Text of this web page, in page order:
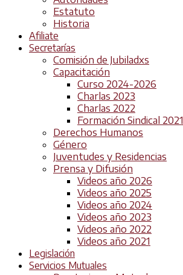
Estatuto
Historia
Afiliate
Secretarías
Comisión de Jubiladxs
Capacitación
Curso 2024-2026
Charlas 2023
Charlas 2022
Formación Sindical 2021
Derechos Humanos
Género
Juventudes y Residencias
Prensa y Difusión
Videos año 2026
Videos año 2025
Videos año 2024
Videos año 2023
Videos año 2022
Videos año 2021
Legislación
Servicios Mutuales